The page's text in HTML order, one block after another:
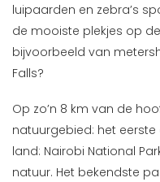
luipaarden en zebra’s
de mooiste plekjes op
bijvoorbeeld van
Falls?
Op zo’n 8 km van de
natuurgebied: het
land: Nairobi National
natuur. Het bekendste